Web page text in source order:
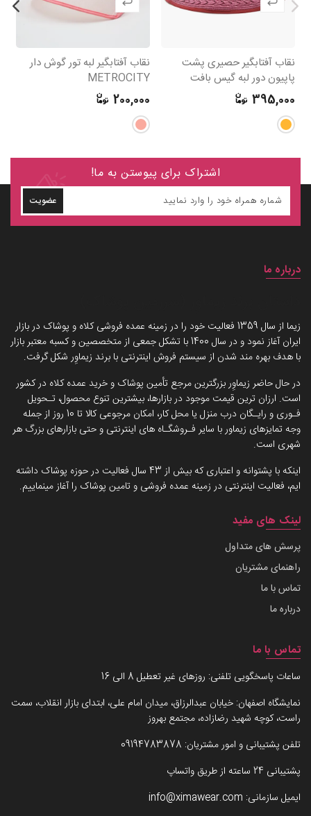
نقاب آفتابگیر حصیری پشت
پاپیون دور لبه گیس بافت
395,000
نقاب آفتابگیر لبه تور گوش دار
METROCITY
200,000
اشتراک برای پیوستن به ما!
عضویت
درباره ما
زیما از سال 1359 فعالیت خود را در زمینه عمده فروشی کلاه و پوشاک در بازار
ایران آغاز نمود و در سال 1400 با تشکل جمعی از متخصصین و کسبه معتبر بازار
با هدف بهره مند شدن از سیستم فروش اینترنتی با برند زیماوِر شکل گرفت.
در حال حاضر زیماوِر بزرگترین مرجع تأمین پوشاک و خرید عمده کلاه در کشور
است. ارزان ترین قیمت موجود در بازارها، بیشترین تنوع محصول، تـحویل
فـوری و رایـگان درب منزل یا محل کار، امکان مرجوعی کالا تا 10 روز از جمله
وجه تمایزهای زیماور با سایر فـروشگـاه های اینترنتی و حتی بازارهای بزرگ هر
شهری است.
اینکه با پشتوانه و اعتباری که بیش از 43 سال فعالیت در حوزه پوشاک داشته
ایم، فعالیت اینترنتی در زمینه عمده فروشی و تامین پوشاک را آغاز مینماییم.
لینک های مفید
پرسش های متداول
راهنمای مشتریان
تماس با ما
درباره ما
تماس با ما
ساعات پاسخگویی تلفنی: روزهای غیر تعطیل 8 الی 16
نمایشگاه اصفهان: خیابان عبدالرزاق، میدان امام علی، ابتدای بازار انقلاب، سمت
راست، کوچه شهید رضازاده، مجتمع بهروز
تلفن پشتیبانی و امور مشتریان: 09194783878
پشتیبانی 24 ساعته از طریق واتساپ
ایمیل سازمانی: info@ximawear.com